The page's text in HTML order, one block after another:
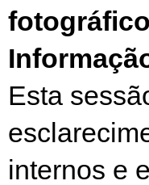
Esta
internos e